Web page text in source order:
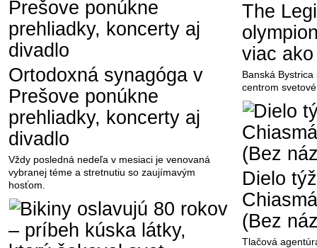
Ortodoxná synagóga v
Prešove ponúkne
prehliadky, koncerty aj
divadlo
Vždy posledná nedeľa v mesiaci je venovaná
vybranej téme a stretnutiu so zaujímavým
hosťom.
The
viac
Banská
centrom
Dielo
(Bez
Tlačová